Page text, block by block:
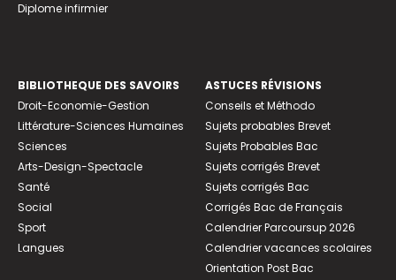
Diplome infirmier
BIBLIOTHEQUE DES SAVOIRS
Droit-Economie-Gestion
Littérature-Sciences Humaines
Sciences
Arts-Design-Spectacle
Santé
Social
Sport
Langues
ASTUCES RÉVISIONS
Conseils et Méthodo
Sujets probables Brevet
Sujets Probables Bac
Sujets corrigés Brevet
Sujets corrigés Bac
Corrigés Bac de Français
Calendrier Parcoursup 2026
Calendrier vacances scolaires
Orientation Post Bac